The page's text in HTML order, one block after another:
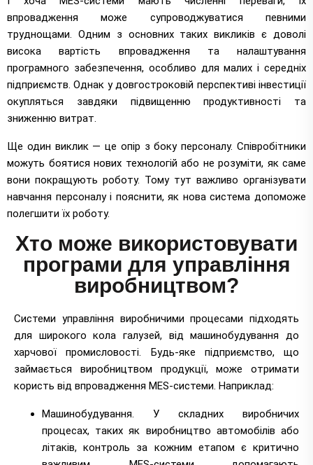
впровадження може супроводжуватися певними
труднощами. Одним з основних таких викликів є доволі
висока вартість впровадження та налаштування
програмного забезпечення, особливо для малих і середніх
підприємств. Однак у довгостроковій перспективі інвестиції
окупляться завдяки підвищенню продуктивності та
зниженню витрат.
Ще один виклик — це опір з боку персоналу. Співробітники
можуть боятися нових технологій або не розуміти, як саме
вони покращують роботу. Тому тут важливо організувати
навчання персоналу і пояснити, як нова система допоможе
полегшити їх роботу.
Хто може використовувати
програми для управління
виробництвом?
Системи управління виробничими процесами підходять
для широкого кола галузей, від машинобудування до
харчової промисловості. Будь-яке підприємство, що
займається виробництвом продукції, може отримати
користь від впровадження MES-системи. Наприклад:
Машинобудування. У складних виробничих
процесах, таких як виробництво автомобілів або
літаків, контроль за кожним етапом є критично